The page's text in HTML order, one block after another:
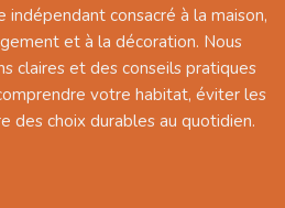
consacré à la maison,
et à la décoration. Nous
claires et des conseils pratiques
votre habitat, éviter les
des choix durables au quotidien.